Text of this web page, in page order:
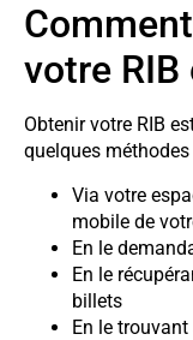
votre
Obtenir votre RIB
quelques
Via votre
mobile de
En le
En le
billets
En le